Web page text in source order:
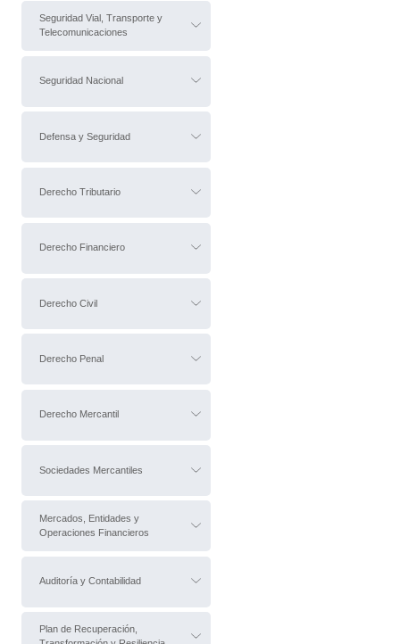
Seguridad Vial, Transporte y
Telecomunicaciones
Seguridad Nacional
Defensa y Seguridad
Derecho Tributario
Derecho Financiero
Derecho Civil
Derecho Penal
Derecho Mercantil
Sociedades Mercantiles
Mercados, Entidades y
Operaciones Financieros
Auditoría y Contabilidad
Plan de Recuperación,